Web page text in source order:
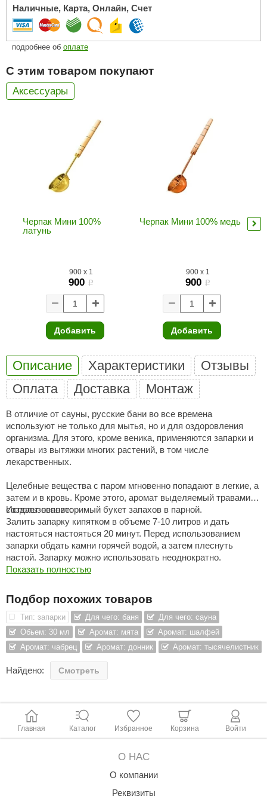
Woods
Light
SAUNA
Термо
Наличные, Карта, Онлайн, Счет
подробнее об оплате
С этим товаром покупают
Аксессуары
Черпак Мини 100%
латунь
900 x 1
900 i
Добавить
Черпак Мини 100% медь
900 x 1
900 i
Добавить
3л
Описание Характеристики
Отзывы
Оплата
Доставка Монтаж
В отличие от сауны, русские бани во все времена
используют не только для мытья, но и для оздоровления
организма. Для этого, кроме веника, применяются запарки и
отвары из вытяжки многих растений, в том числе
лекарственных.
Целебные вещества с паром мгновенно попадают в легкие, а
затем и в кровь. Кроме этого, аромат выделяемый травами
создает неповторимый букет запахов в парной.
Использование:
Залить запарку кипятком в объеме 7-10 литров и дать
настояться настояться 20 минут. Перед использованием
запарки обдать камни горячей водой, а затем плеснуть
настой. Запарку можно использовать неоднократно.
Показать полностью
Подбор похожих товаров
Тип: запарки Для чего: баня
Для чего: сауна
Обьем: 30 мл
Аромат: мята
Аромат: шалфей
Аромат: чабрец
Аромат: донник Аромат: тысячелистник
Найдено: Смотреть
Главная Каталог Избранное Корзина Войти
О НАС
О компании
Реквизиты